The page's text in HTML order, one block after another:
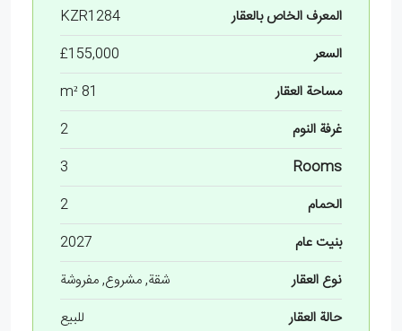
المعرف الخاص بالعقار
KZR1284
السعر
£155,000
مساحة العقار
81 m²
غرفة النوم
2
Rooms
3
الحمام
2
بنيت عام
2027
نوع العقار
شقة, مشروع, مفروشة
حالة العقار
للبيع